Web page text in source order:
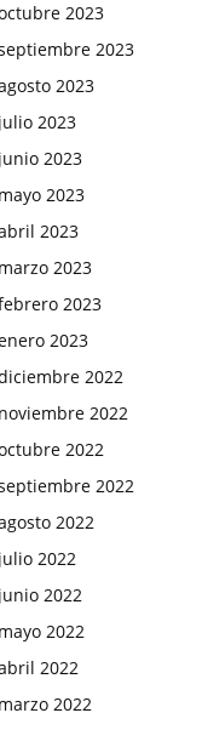
2023
2023
2023
2023
2023
2023
2023
2023
2023
2023
2022
2022
2022
2022
2022
2022
2022
2022
2022
2022